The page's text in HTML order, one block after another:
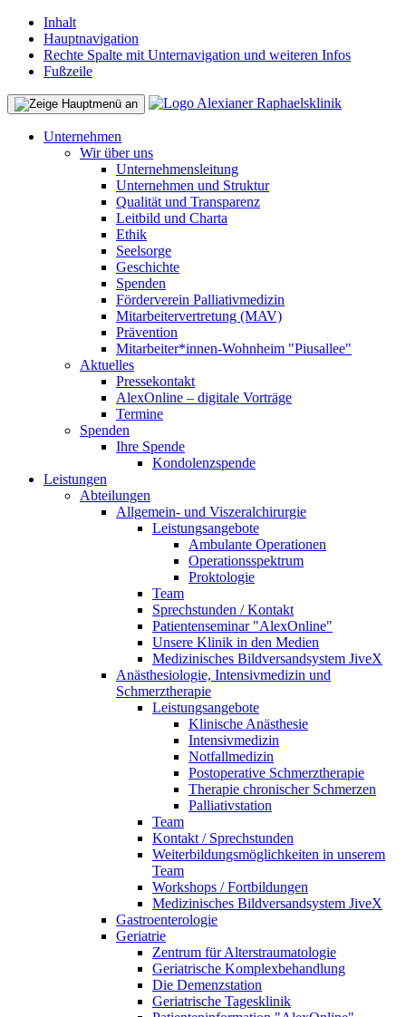
Inhalt
Hauptnavigation
Rechte Spalte mit Unternavigation und weiteren Infos
Fußzeile
Unternehmen
Wir über uns
Unternehmensleitung
Unternehmen und Struktur
Qualität und Transparenz
Leitbild und Charta
Ethik
Seelsorge
Geschichte
Spenden
Förderverein Palliativmedizin
Mitarbeitervertretung (MAV)
Prävention
Mitarbeiter*innen-Wohnheim "Piusallee"
Aktuelles
Pressekontakt
AlexOnline – digitale Vorträge
Termine
Spenden
Ihre Spende
Kondolenzspende
Leistungen
Abteilungen
Allgemein- und Viszeralchirurgie
Leistungsangebote
Ambulante Operationen
Operationsspektrum
Proktologie
Team
Sprechstunden / Kontakt
Patientenseminar "AlexOnline"
Unsere Klinik in den Medien
Medizinisches Bildversandsystem JiveX
Anästhesiologie, Intensivmedizin und
Schmerztherapie
Leistungsangebote
Klinische Anästhesie
Intensivmedizin
Notfallmedizin
Postoperative Schmerztherapie
Therapie chronischer Schmerzen
Palliativstation
Team
Kontakt / Sprechstunden
Weiterbildungsmöglichkeiten in unserem
Team
Workshops / Fortbildungen
Medizinisches Bildversandsystem JiveX
Gastroenterologie
Geriatrie
Zentrum für Alterstraumatologie
Geriatrische Komplexbehandlung
Die Demenzstation
Geriatrische Tagesklinik